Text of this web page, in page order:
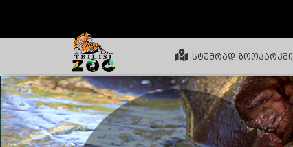
ᲡᲢᲣᲛᲠᲐᲓ ᲖᲝᲝᲞᲐᲠᲙᲨᲘ